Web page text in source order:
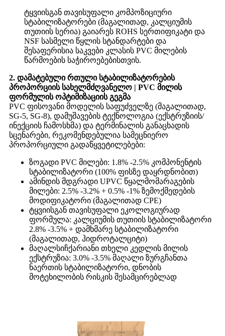
ტყვიისგან თავისუფალი კომპოზიციური
სტაბილიზატორები (მაგალითად, კალციუმის
თუთიის სერია) გაიარეს ROHS სერთიფიკატი და
NSF სასმელი წყლის სტანდარტები და
შესაფერისია საკვები კლასის PVC მილების
წარმოების საჭიროებებისთვის.
2. დამატებული რთული სტაბილიზატორების
პროპორციის სახელმძღვანელო | PVC მილის
ფორმულის ოპტიმიზაციის გეგმა
PVC ფისოვანი მოდელის საფუძველზე (მაგალითად,
SG-5, SG-8), დამუშავების ტექნოლოგია (ექსტრუზიის/
ინექციის ჩამოსხმა) და ტერმინალის განაცხადის
სცენარები, რეკომენდებულია სამეცნიერო
პროპორციული გადაწყვეტილებები:
ზოგადი PVC მილები: 1.8% -2.5% კომპონენტის
სტაბილიზატორი (100% ფისზე დაყრდნობით)
ამინდის მდგრადი UPVC წყალმომარაგების
მილები: 2.5% -3.2% + 0.5% -1% ზემოქმედების
მოდიფიკატორი (მაგალითად CPE)
ტყვიისგან თავისუფალი ეკოლოგიურად
ფორმულა: კალციუმის თუთიის სტაბილიზატორი
2.8% -3.5% + დამხმარე სტაბილიზატორი
(მაგალითად, ჰიდროტალციტი)
მაღალსიჩქარიანი თხელი კედლის მილის
ექსტრუზია: 3.0% -3.5% მაღალი ზურგჩანთა
ნაერთის სტაბილიზატორი, დნობის
მოტეხილობის რისკის შესამცირებლად